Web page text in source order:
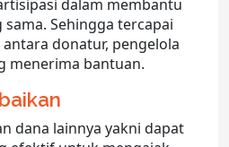
dalam membantu
Sehingga tercapai
donatur, pengelola
menerima bantuan.
dana lainnya yakni dapat